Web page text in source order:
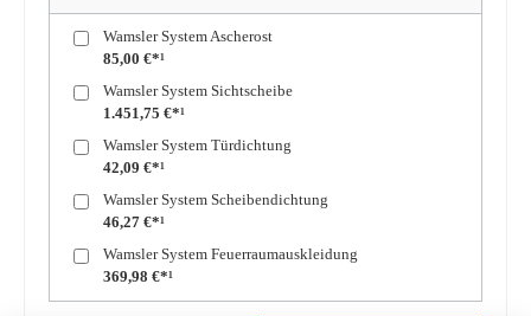
Wamsler System Ascherost
85,00 €*¹
Wamsler System Sichtscheibe
1.451,75 €*¹
Wamsler System Türdichtung
42,09 €*¹
Wamsler System Scheibendichtung
46,27 €*¹
Wamsler System Feuerraumauskleidung
369,98 €*¹